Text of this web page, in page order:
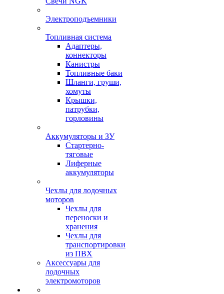
Электроподъемники
Топливная система
Адаптеры,
коннекторы
Канистры
Топливные баки
Шланги, груши,
хомуты
Крышки,
патрубки,
горловины
Аккумуляторы и ЗУ
Стартерно-
тяговые
Лиферные
аккумуляторы
Чехлы для лодочных
моторов
Чехлы для
переноски и
хранения
Чехлы для
транспортировки
из ПВХ
Аксессуары для
лодочных
электромоторов